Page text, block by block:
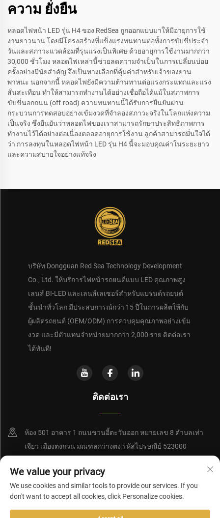
ความ ยั่งยืน
หลอดไฟหน้า LED รุ่น H4 ของ RedSea ถูกออกแบบมาให้มีอายุการใช้
งานยาวนาน โดยมีโครงสร้างที่แข็งแรงทนทานต่อทั้งการขับขี่ประจำ
วันและสภาวะแวดล้อมที่รุนแรงเป็นพิเศษ ด้วยอายุการใช้งานมากกว่า
30,000 ชั่วโมง หลอดไฟเหล่านี้ช่วยลดความจำเป็นในการเปลี่ยนบ่อย
ครั้งอย่างมีนัยสำคัญ จึงเป็นทางเลือกที่คุ้มค่าสำหรับเจ้าของยาน
พาหนะ นอกจากนี้ หลอดไฟยังมีความต้านทานต่อแรงกระแทกและแรง
สั่นสะเทือน ทำให้สามารถทำงานได้อย่างเชื่อถือได้แม้ในสภาพการ
ขับขี่นอกถนน (off-road) ความทนทานนี้ได้รับการยืนยันผ่าน
กระบวนการทดสอบอย่างเข้มงวดที่จำลองสภาวะจริงในโลกแห่งความ
เป็นจริง ซึ่งยืนยันว่าหลอดไฟของเราสามารถรักษาประสิทธิภาพการ
ทำงานไว้ได้อย่างต่อเนื่องตลอดอายุการใช้งาน ลูกค้าสามารถมั่นใจได้
ว่า การลงทุนในหลอดไฟหน้า LED รุ่น H4 นี้จะมอบคุณค่าในระยะยาว
และความสบายใจอย่างแท้จริง
บริษัท Dongguan Red Sea Technology Development
Co., Ltd. ให้บริการไฟหน้ารถยนต์แบบ LED คุณภาพสูง
เลนส์ BI-LED และเลนส์เลเซอร์สำหรับแบรนด์รถยนต์
ชั้นนำทั่วโลก มีประสบการณ์กว่า 15 ปีในการผลิตให้กับ
ผู้ผลิตรถยนต์ (OEM/ODM) การควบคุมคุณภาพอย่างเข้ม
งวด และมีตัวแทนจำหน่ายมากกว่า 2,000 ราย ติดต่อเรา
ได้ทันที!
ติดต่อเรา
ห้อง 501 อาคาร 1 ถนนชวนอี้ตะวันออก หมายเลข 8 ตำบลเท่า
เจียว เมืองตงกวน มณฑลกว่างตง รหัสไปรษณีย์ 523000
+86-15362852350
[email protected]
We value your privacy
We use cookies and similar tools to provide our services. If you
don't want to accept all cookies, click Personalize cookies.